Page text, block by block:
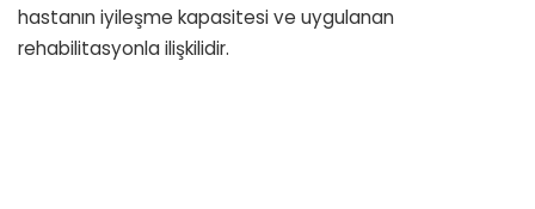
hastanın iyileşme kapasitesi ve uygulanan
rehabilitasyonla ilişkilidir.